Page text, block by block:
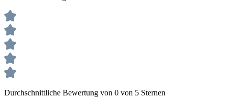
Durchschnittliche Bewertung von 0 von 5 Sternen